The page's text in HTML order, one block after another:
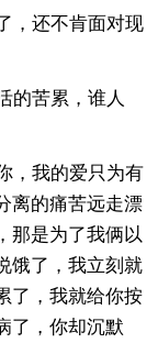
，还不肯面对现
的苦累，谁人
，我的爱只为有
离的痛苦远走漂
那是为了我俩以
饿了，我立刻就
了，我就给你按
了，你却沉默